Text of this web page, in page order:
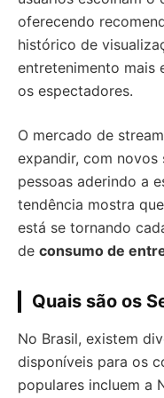
oferecendo
histórico de
entretenimento mais
os espectadores.
O mercado de
expandir, com novos
pessoas aderindo a
tendência mostra
está se tornando
de consumo de
Quais são os
No Brasil, existem
disponíveis para os
populares incluem a